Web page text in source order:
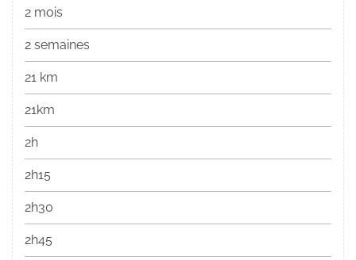
2 mois
2 semaines
21 km
21km
2h
2h15
2h30
2h45